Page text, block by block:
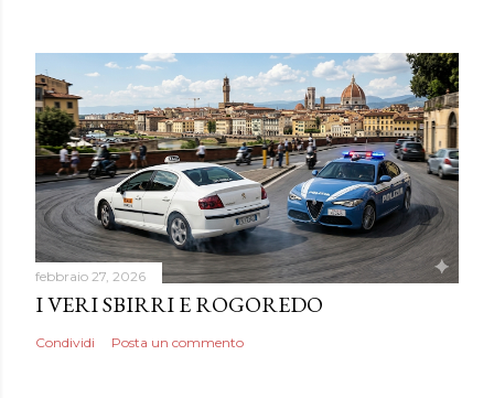
febbraio 27, 2026
I VERI SBIRRI E ROGOREDO
Condividi Posta un commento